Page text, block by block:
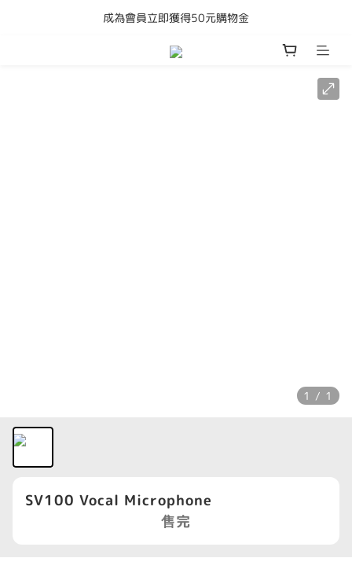
購買任何產品即享全港免運費
成為會員立即獲得50元購物金
購買任何產品即享全港免運費
1 / 1
SV100 Vocal Microphone
售完